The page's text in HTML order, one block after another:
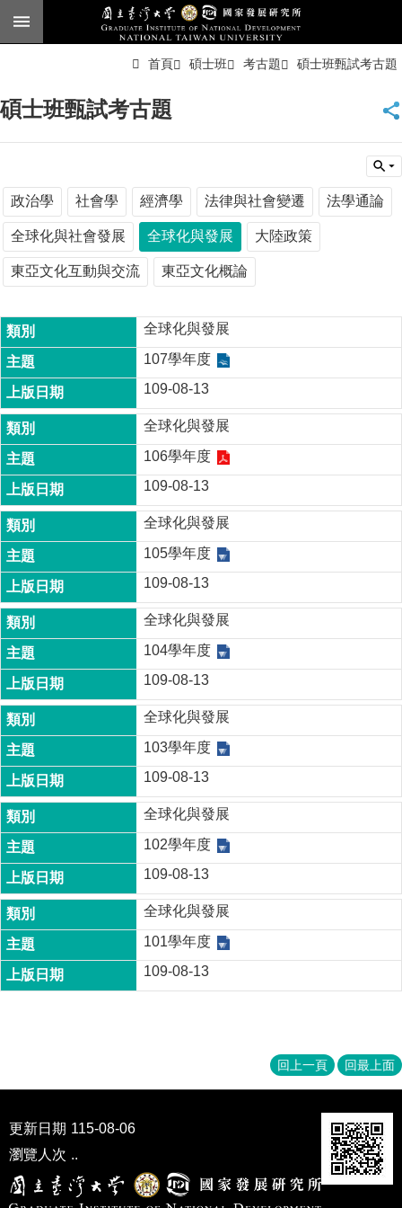
跳到主要內容區塊
臺
English
公
告
本
簡
介
本
所
成
員
博
士
班
碩
士
班
在
職
專
班
學
術
研
究
國
家
發
展
研
究
期
刊
口
試
會
首頁 碩士班 考古題 碩士班甄試考古題
碩士班甄試考古題
政治學 社會學 經濟學 法律與社會變遷 法學通論
全球化與社會發展 全球化與發展 大陸政策
東亞文化互動與交流 東亞文化概論
全球化與發展
107學年度
109-08-13
全球化與發展
106學年度
109-08-13
全球化與發展
105學年度
109-08-13
全球化與發展
104學年度
109-08-13
全球化與發展
103學年度
109-08-13
全球化與發展
102學年度
109-08-13
全球化與發展
101學年度
109-08-13
回上一頁 回最上面
更新日期 115-08-06
瀏覽人次 ..